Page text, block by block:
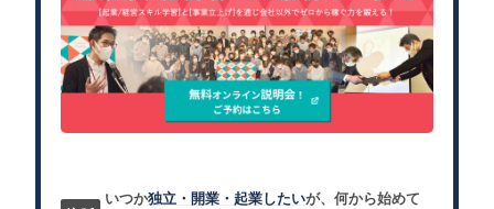
いつか独立・開業・起業したいが、何から始めて